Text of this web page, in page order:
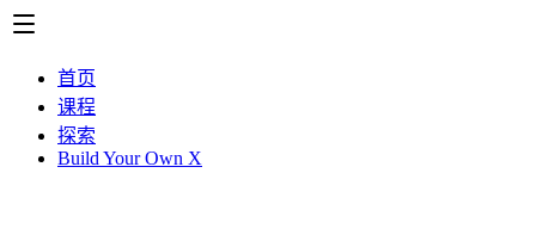
首页
课程
探索
Build Your Own X